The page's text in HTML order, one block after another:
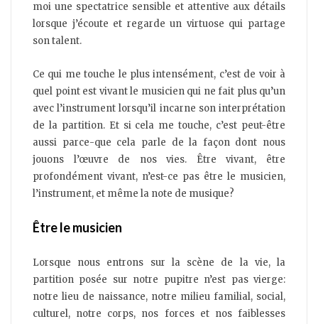
moi une spectatrice sensible et attentive aux détails
lorsque j’écoute et regarde un virtuose qui partage
son talent.
Ce qui me touche le plus intensément, c’est de voir à
quel point est vivant le musicien qui ne fait plus qu’un
avec l’instrument lorsqu’il incarne son interprétation
de la partition. Et si cela me touche, c’est peut-être
aussi parce-que cela parle de la façon dont nous
jouons l’œuvre de nos vies. Être vivant, être
profondément vivant, n’est-ce pas être le musicien,
l’instrument, et même la note de musique?
Être le musicien
Lorsque nous entrons sur la scène de la vie, la
partition posée sur notre pupitre n’est pas vierge:
notre lieu de naissance, notre milieu familial, social,
culturel, notre corps, nos forces et nos faiblesses